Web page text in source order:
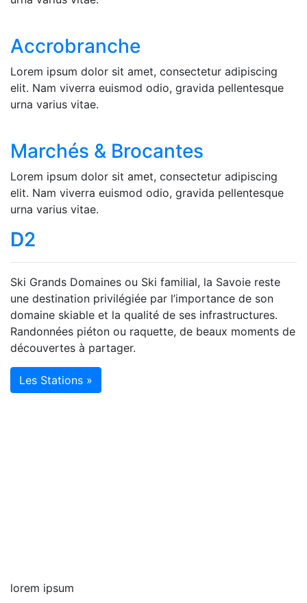
Accrobranche
Lorem ipsum dolor sit amet, consectetur adipiscing
elit. Nam viverra euismod odio, gravida pellentesque
urna varius vitae.
Marchés & Brocantes
Lorem ipsum dolor sit amet, consectetur adipiscing
elit. Nam viverra euismod odio, gravida pellentesque
urna varius vitae.
D2
Ski Grands Domaines ou Ski familial, la Savoie reste
une destination privilégiée par l’importance de son
domaine skiable et la qualité de ses infrastructures.
Randonnées piéton ou raquette, de beaux moments de
découvertes à partager.
Les Stations »
lorem ipsum